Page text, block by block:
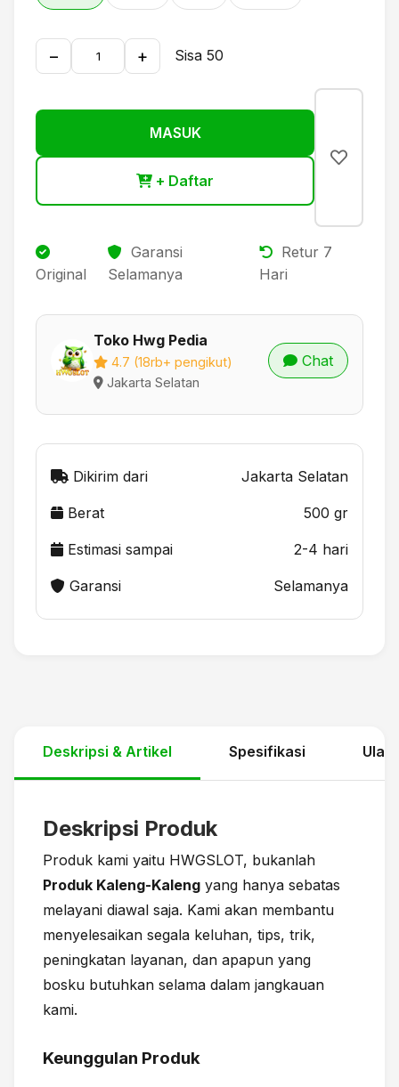
− + Sisa 50
MASUK
+ Daftar
Original
Garansi
Selamanya
Retur 7
Hari
Toko Hwg Pedia
4.7 (18rb+ pengikut)
Jakarta Selatan
Chat
Dikirim dari Jakarta Selatan
Berat 500 gr
Estimasi sampai 2-4 hari
Garansi Selamanya
Deskripsi & Artikel Spesifikasi
Deskripsi Produk
Produk kami yaitu HWGSLOT, bukanlah
Produk Kaleng-Kaleng yang hanya sebatas
melayani diawal saja. Kami akan membantu
menyelesaikan segala keluhan, tips, trik,
peningkatan layanan, dan apapun yang
bosku butuhkan selama dalam jangkauan
kami.
Keunggulan Produk